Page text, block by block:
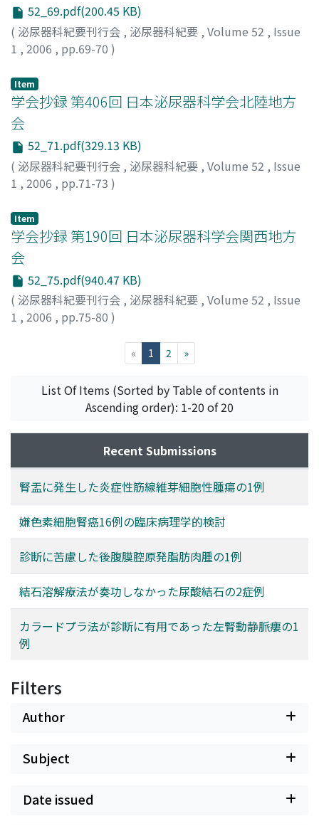
52_69.pdf(200.45 KB)
( 泌尿器科紀要刊行会 , 泌尿器科紀要 , Volume 52 , Issue
1 , 2006 , pp.69-70 )
Item
学会抄録 第406回 日本泌尿器科学会北陸地方
会
52_71.pdf(329.13 KB)
( 泌尿器科紀要刊行会 , 泌尿器科紀要 , Volume 52 , Issue
1 , 2006 , pp.71-73 )
Item
学会抄録 第190回 日本泌尿器科学会関西地方
会
52_75.pdf(940.47 KB)
( 泌尿器科紀要刊行会 , 泌尿器科紀要 , Volume 52 , Issue
1 , 2006 , pp.75-80 )
« 1 (current)
2 »
List Of Items (Sorted by Table of contents in
Ascending order): 1-20 of 20
Recent Submissions
腎盂に発生した炎症性筋線維芽細胞性腫瘍の1例
嫌色素細胞腎癌16例の臨床病理学的検討
診断に苦慮した後腹膜腔原発脂肪肉腫の1例
結石溶解療法が奏功しなかった尿酸結石の2症例
カラードプラ法が診断に有用であった左腎動静脈瘻の1
例
Filters
Author
Subject
Date issued